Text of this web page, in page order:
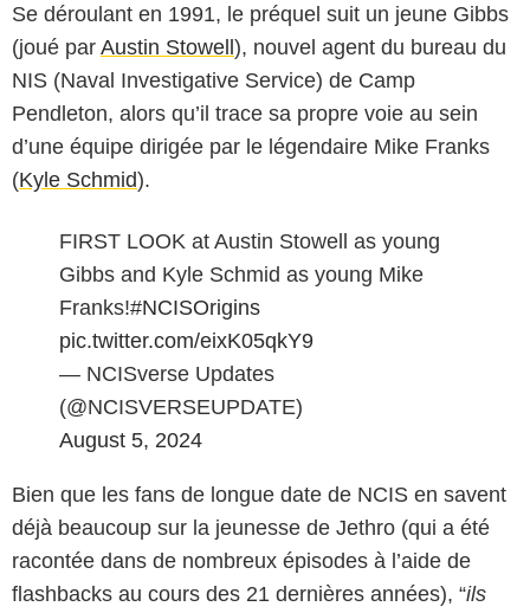
Se déroulant en 1991, le préquel suit un jeune Gibbs
(joué par Austin Stowell), nouvel agent du bureau du
NIS (Naval Investigative Service) de Camp
Pendleton, alors qu’il trace sa propre voie au sein
d’une équipe dirigée par le légendaire Mike Franks
(Kyle Schmid).
FIRST LOOK at Austin Stowell as young
Gibbs and Kyle Schmid as young Mike
Franks!#NCISOrigins
pic.twitter.com/eixK05qkY9
— NCISverse Updates
(@NCISVERSEUPDATE)
August 5, 2024
Bien que les fans de longue date de NCIS en savent
déjà beaucoup sur la jeunesse de Jethro (qui a été
racontée dans de nombreux épisodes à l’aide de
flashbacks au cours des 21 dernières années), “ils